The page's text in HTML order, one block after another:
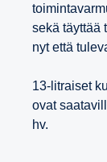
sekä täyttää
nyt että
13-litraiset
ovat
hv.